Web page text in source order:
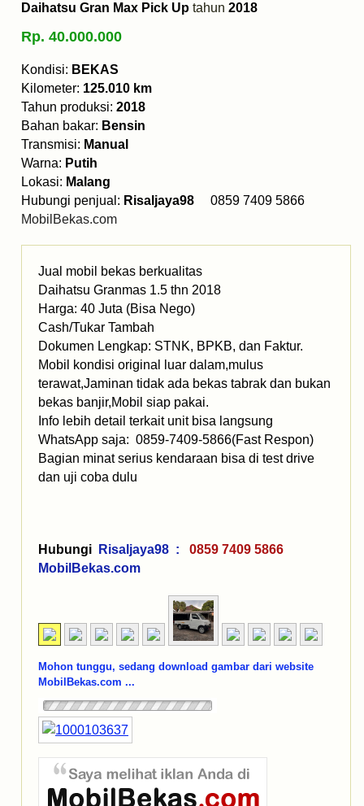
Daihatsu Gran Max Pick Up tahun 2018
Rp. 40.000.000
Kondisi: BEKAS
Kilometer: 125.010 km
Tahun produksi: 2018
Bahan bakar: Bensin
Transmisi: Manual
Warna: Putih
Lokasi: Malang
Hubungi penjual: Risaljaya98 0859 7409 5866
MobilBekas.com
Jual mobil bekas berkualitas
Daihatsu Granmas 1.5 thn 2018
Harga: 40 Juta (Bisa Nego)
Cash/Tukar Tambah
Dokumen Lengkap: STNK, BPKB, dan Faktur.
Mobil kondisi original luar dalam,mulus
terawat,Jaminan tidak ada bekas tabrak dan bukan
bekas banjir,Mobil siap pakai.
Info lebih detail terkait unit bisa langsung
WhatsApp saja: 0859-7409-5866(Fast Respon)
Bagian minat serius kendaraan bisa di test drive
dan uji coba dulu
Hubungi Risaljaya98 :
0859 7409 5866
MobilBekas.com
Mohon tunggu, sedang download gambar dari website
MobilBekas.com ...